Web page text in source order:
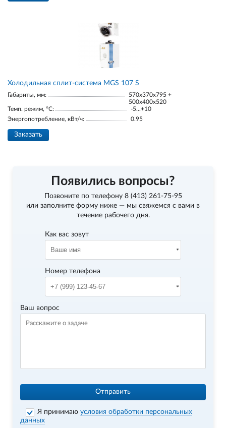
Холодильная сплит-система MGS 107 S
Габариты, мм:
570x370x795 +
500x400x520
Темп. режим, °С:
-5...+10
Энергопотребление, кВт/ч:
0.95
Заказать
Появились вопросы?
Позвоните по телефону 8 (413) 261-75-95
или заполните форму ниже — мы свяжемся с вами в
течение рабочего дня.
Как вас зовут
Номер телефона
Ваш вопрос
Отправить
Я принимаюусловия обработки персональных
данных